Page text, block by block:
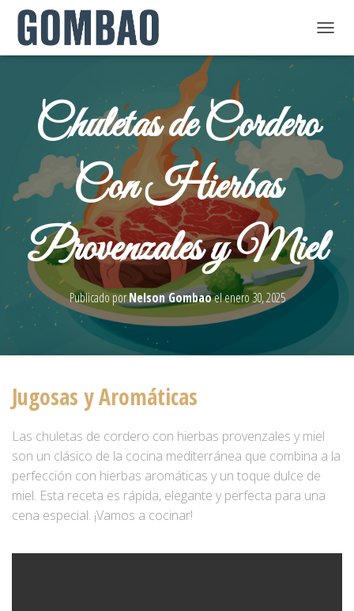
B
A
R
M
O
D
E
A
N
Chuletas de Cordero
Con Hierbas
Provenzales y Miel
Publicado porNelson Gombaoelenero 30, 2025
Jugosas y Aromáticas
Las chuletas de cordero con hierbas provenzales y miel
son un clásico de la cocina mediterránea que combina a la
perfección con hierbas aromáticas y un toque dulce de
miel. Esta receta es rápida, elegante y perfecta para una
cena especial. ¡Vamos a cocinar!